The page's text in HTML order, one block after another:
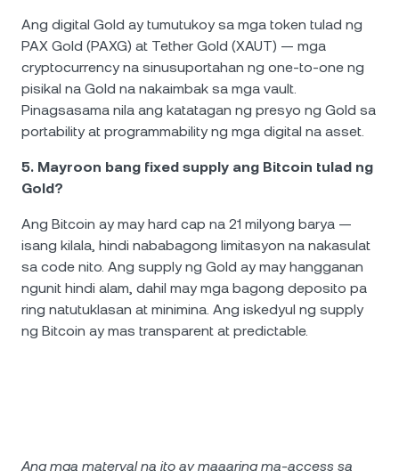
Ang digital Gold ay tumutukoy sa mga token tulad ng
PAX Gold (PAXG) at Tether Gold (XAUT) — mga
cryptocurrency na sinusuportahan ng one-to-one ng
pisikal na Gold na nakaimbak sa mga vault.
Pinagsasama nila ang katatagan ng presyo ng Gold sa
portability at programmability ng mga digital na asset.
5. Mayroon bang fixed supply ang Bitcoin tulad ng
Gold?
Ang Bitcoin ay may hard cap na 21 milyong barya —
isang kilala, hindi nababagong limitasyon na nakasulat
sa code nito. Ang supply ng Gold ay may hangganan
ngunit hindi alam, dahil may mga bagong deposito pa
ring natutuklasan at minimina. Ang iskedyul ng supply
ng Bitcoin ay mas transparent at predictable.
Ang mga materyal na ito ay maaaring ma-access sa